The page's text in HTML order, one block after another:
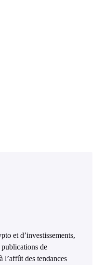
et d’investissements,
de
des tendances